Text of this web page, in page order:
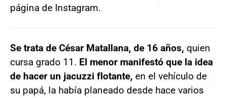
página de Instagram.
Se trata de César Matallana, de 16 años, quien
cursa grado 11. El menor manifestó que la idea
de hacer un jacuzzi flotante, en el vehículo de
su papá, la había planeado desde hace varios